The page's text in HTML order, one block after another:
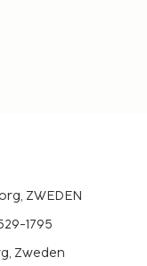
ZWEDEN
1795
Zweden